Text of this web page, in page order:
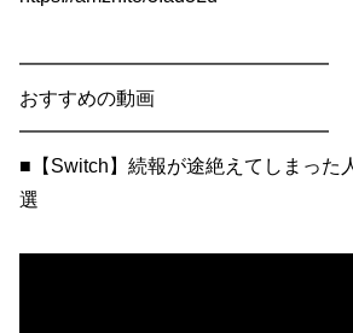
━━━━━━━━━━━━━━━━
おすすめの動画
━━━━━━━━━━━━━━━━
■【Switch】続報が途絶えてしまった
選